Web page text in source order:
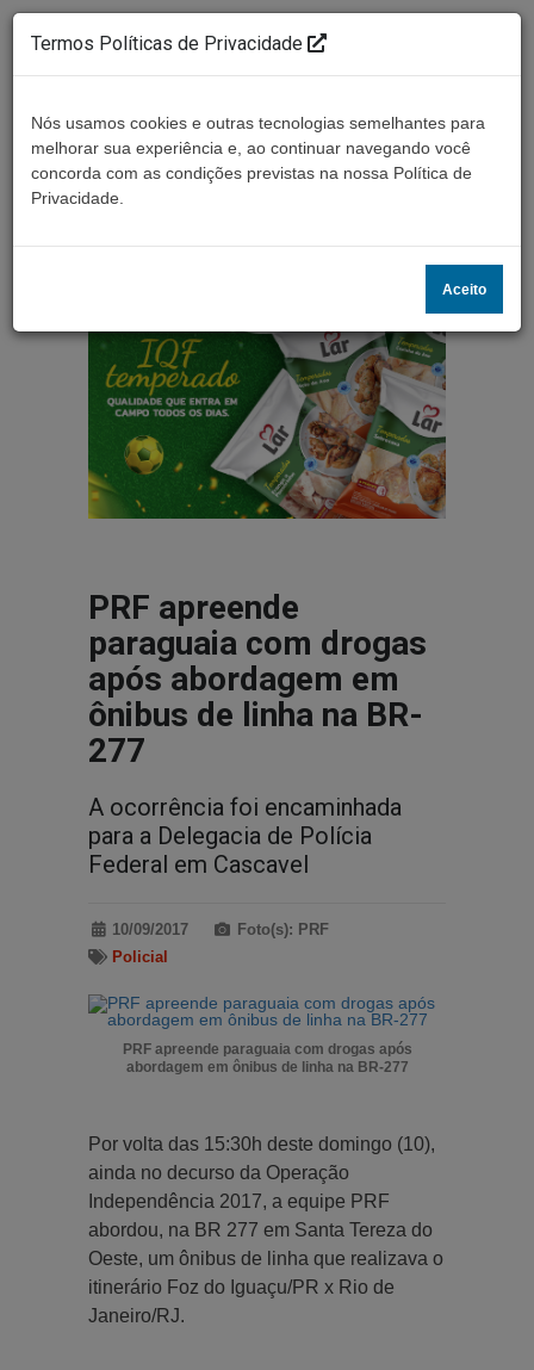
PRF apreende
paraguaia com drogas
após abordagem em
ônibus de linha na BR-
277
A ocorrência foi encaminhada
para a Delegacia de Polícia
Federal em Cascavel
10/09/2017
Foto(s): PRF
Policial
PRF apreende paraguaia com drogas após
abordagem em ônibus de linha na BR-277
Por volta das 15:30h deste domingo (10),
ainda no decurso da Operação
Independência 2017, a equipe PRF
abordou, na BR 277 em Santa Tereza do
Oeste, um ônibus de linha que realizava o
itinerário Foz do Iguaçu/PR x Rio de
Janeiro/RJ.
Termos Políticas de Privacidade
Nós usamos cookies e outras tecnologias semelhantes para
melhorar sua experiência e, ao continuar navegando você
concorda com as condições previstas na nossa Política de
Privacidade.
Aceito